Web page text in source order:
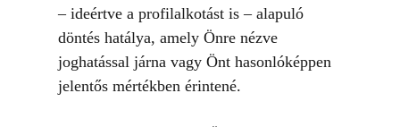
– ideértve a profilalkotást is – alapuló
döntés hatálya, amely Önre nézve
joghatással járna vagy Önt hasonlóképpen
jelentős mértékben érintené.